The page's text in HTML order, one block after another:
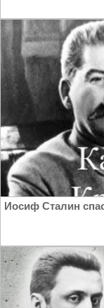
Иосиф Сталин